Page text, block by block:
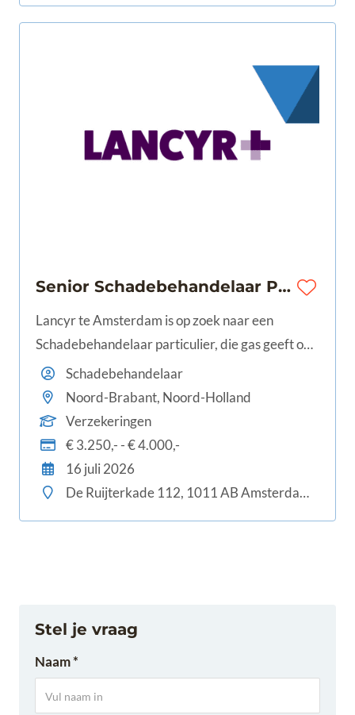
Senior Schadebehandelaar Particulier | Amsterdam | 32-40 uur |€3.250 - €4.000
Lancyr te Amsterdam is op zoek naar een
Schadebehandelaar particulier, die gas geeft op
schadeherstel én klanttevredenheid en het leuk
vindt de overige collega's bij te staan en mee op
te leiden.
Schadebehandelaar
Noord-Brabant, Noord-Holland
Verzekeringen
€ 3.250,- - € 4.000,-
16 juli 2026
De Ruijterkade 112, 1011 AB Amsterdam, Nederland
Stel je vraag
Naam *